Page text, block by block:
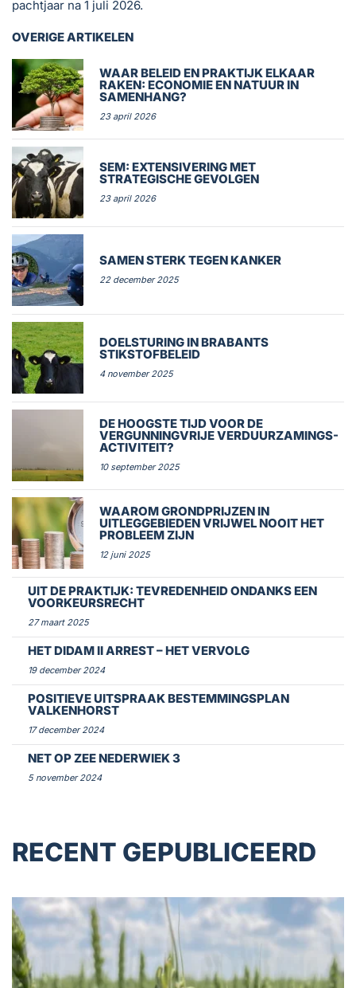
pachtjaar na 1 juli 2026.
OVERIGE ARTIKELEN
WAAR BELEID EN PRAKTIJK ELKAAR
RAKEN: ECONOMIE EN NATUUR IN
SAMENHANG?
23 april 2026
SEM: EXTENSIVERING MET
STRATEGISCHE GEVOLGEN
23 april 2026
SAMEN STERK TEGEN KANKER
22 december 2025
DOELSTURING IN BRABANTS
STIKSTOFBELEID
4 november 2025
DE HOOGSTE TIJD VOOR DE
VERGUNNINGVRIJE VERDUURZAMINGS-
ACTIVITEIT?
10 september 2025
WAAROM GRONDPRIJZEN IN
UITLEGGEBIEDEN VRIJWEL NOOIT HET
PROBLEEM ZIJN
12 juni 2025
UIT DE PRAKTIJK: TEVREDENHEID ONDANKS EEN
VOORKEURSRECHT
27 maart 2025
HET DIDAM II ARREST – HET VERVOLG
19 december 2024
POSITIEVE UITSPRAAK BESTEMMINGSPLAN
VALKENHORST
17 december 2024
NET OP ZEE NEDERWIEK 3
5 november 2024
RECENT GEPUBLICEERD